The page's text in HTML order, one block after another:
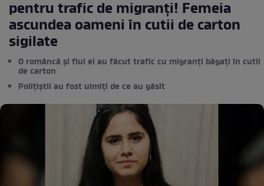
pentru trafic de migranți! Femeia
ascundea oameni în cutii de carton
sigilate
O româncă și fiul ei au făcut trafic cu migranți băgați în cutii
de carton
Polițiștii au fost uimiți de ce au găsit